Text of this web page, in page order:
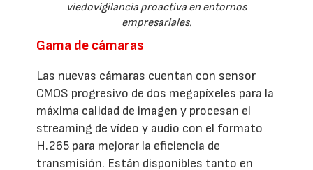
viedovigilancia proactiva en entornos
empresariales.
Gama de cámaras
Las nuevas cámaras cuentan con sensor
CMOS progresivo de dos megapíxeles para la
máxima calidad de imagen y procesan el
streaming de vídeo y audio con el formato
H.265 para mejorar la eficiencia de
transmisión. Están disponibles tanto en